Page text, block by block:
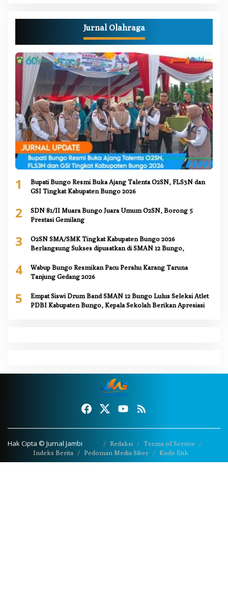
Jurnal Olahraga
1
Bupati Bungo Resmi Buka Ajang Talenta O2SN, FLS3N dan
GSI Tingkat Kabupaten Bungo 2026
2
SDN 81/II Muara Bungo Juara Umum O2SN, Borong 5
Prestasi Gemilang
3
O2SN SMA/SMK Tingkat Kabupaten Bungo 2026
Berlangsung Sukses dipusatkan di SMAN 12 Bungo,
4
Wabup Bungo Resmikan Pacu Perahu Karang Taruna
Tanjung Gedang 2026
5
Empat Siswi Drum Band SMAN 12 Bungo Lulus Seleksi Atlet
PDBI Kabupaten Bungo, Kepala Sekolah Berikan Apresiasi
Hak Cipta © Jurnal Jambi Redaksi
Terms of Service
Indeks Berita
Pedoman Media Siber Kode Etik